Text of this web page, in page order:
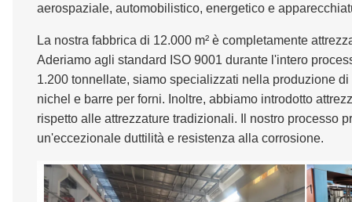
aerospaziale, automobilistico, energetico e
La nostra fabbrica di 12.000 m² è completamente
Aderiamo agli standard ISO 9001 durante l'intero
1.200 tonnellate, siamo specializzati nella produzione
nichel e barre per forni. Inoltre, abbiamo introdotto
rispetto alle attrezzature tradizionali. Il nostro processo
un'eccezionale duttilità e resistenza alla corrosione.